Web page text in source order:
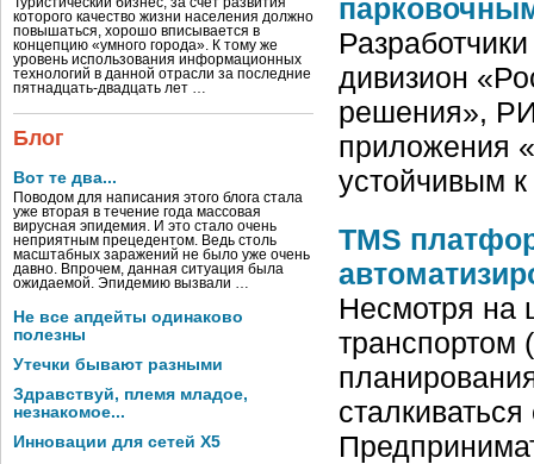
которого качество жизни населения должно
повышаться, хорошо вписывается в
концепцию «умного города». К тому же
уровень использования информационных
технологий в данной отрасли за последние
пятнадцать-двадцать лет …
Блог
Вот те два...
Поводом для написания этого блога стала
уже вторая в течение года массовая
вирусная эпидемия. И это стало очень
неприятным прецедентом. Ведь столь
масштабных заражений не было уже очень
давно. Впрочем, данная ситуация была
ожидаемой. Эпидемию вызвали …
Не все апдейты одинаково
полезны
Утечки бывают разными
Здравствуй, племя младое,
незнакомое...
Инновации для сетей X5
дивизион
решения»,
приложения
устойчивым
TMS
Несмотря на
транспортом